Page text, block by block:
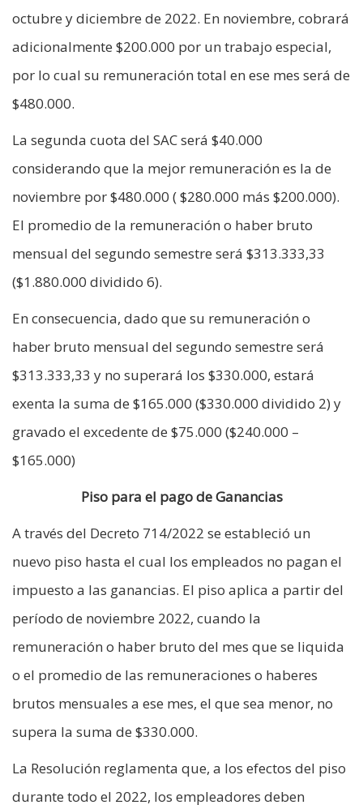
octubre y diciembre de 2022. En noviembre, cobrará
adicionalmente $200.000 por un trabajo especial,
por lo cual su remuneración total en ese mes será de
$480.000.
La segunda cuota del SAC será $40.000
considerando que la mejor remuneración es la de
noviembre por $480.000 ( $280.000 más $200.000).
El promedio de la remuneración o haber bruto
mensual del segundo semestre será $313.333,33
($1.880.000 dividido 6).
En consecuencia, dado que su remuneración o
haber bruto mensual del segundo semestre será
$313.333,33 y no superará los $330.000, estará
exenta la suma de $165.000 ($330.000 dividido 2) y
gravado el excedente de $75.000 ($240.000 –
$165.000)
Piso para el pago de Ganancias
A través del Decreto 714/2022 se estableció un
nuevo piso hasta el cual los empleados no pagan el
impuesto a las ganancias. El piso aplica a partir del
período de noviembre 2022, cuando la
remuneración o haber bruto del mes que se liquida
o el promedio de las remuneraciones o haberes
brutos mensuales a ese mes, el que sea menor, no
supera la suma de $330.000.
La Resolución reglamenta que, a los efectos del piso
durante todo el 2022, los empleadores deben